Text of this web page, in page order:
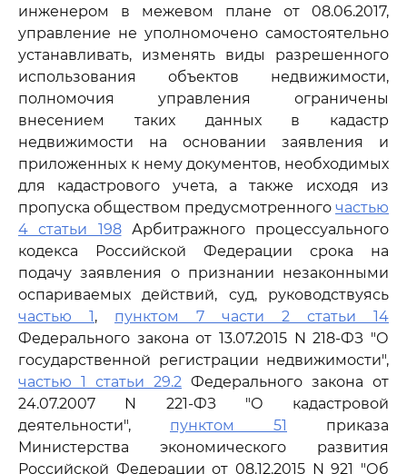
инженером в межевом плане от 08.06.2017,
управление не уполномочено самостоятельно
устанавливать, изменять виды разрешенного
использования объектов недвижимости,
полномочия управления ограничены
внесением таких данных в кадастр
недвижимости на основании заявления и
приложенных к нему документов, необходимых
для кадастрового учета, а также исходя из
пропуска обществом предусмотренного частью
4 статьи 198Арбитражного процессуального
кодекса Российской Федерации срока на
подачу заявления о признании незаконными
оспариваемых действий, суд, руководствуясь
частью 1, пунктом 7 части 2 статьи 14
Федерального закона от 13.07.2015 N 218-ФЗ "О
государственной регистрации недвижимости",
частью 1 статьи 29.2 Федерального закона от
24.07.2007 N 221-ФЗ "О кадастровой
деятельности", пунктом 51
приказа
Министерства экономического развития
Российской Федерации от 08.12.2015 N 921 "Об